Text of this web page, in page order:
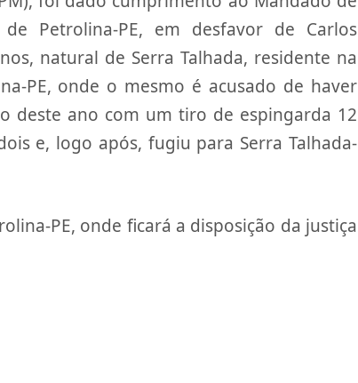
Petrolina-PE, em desfavor de Carlos
natural de Serra Talhada, residente na
PE, onde o mesmo é acusado de haver
deste ano com um tiro de espingarda 12
e, logo após, fugiu para Serra Talhada-
PE, onde ficará a disposição da justiça